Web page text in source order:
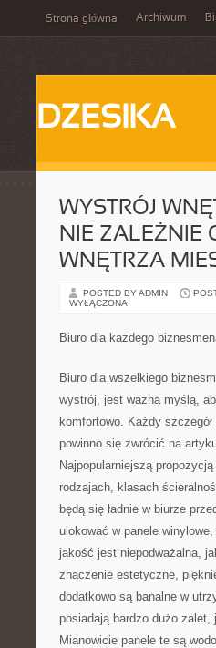
Strona główna Archiwum
DZESIKA
WYSTRÓJ
NIE ZALEŻNIE
WNĘTRZA
POSTED BY ADMIN
WYŁĄCZONA
Biuro dla każdego
Biuro dla wszelkiego
wystrój, jest ważną myślą,
komfortowo. Każdy
powinno się zwrócić na
Najpopularniejszą
rodzajach, klasach
będą się ładnie w biurze
ulokować w panele
jakość jest niepodważalna,
znaczenie estetyczne,
dodatkowo są banalne w
posiadają bardzo dużo
Mianowicie panele te są